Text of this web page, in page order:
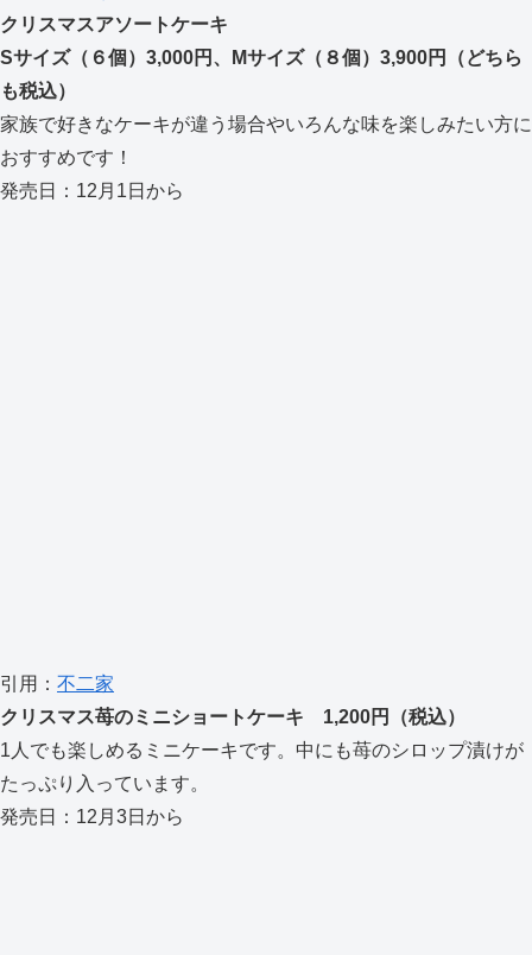
クリスマスアソートケーキ
Sサイズ（６個）3,000円、Mサイズ（８個）3,900円（どちら
も税込）
家族で好きなケーキが違う場合やいろんな味を楽しみたい方に
おすすめです！
発売日：12月1日から
引用： 不二家
クリスマス苺のミニショートケーキ 1,200円（税込）
1人でも楽しめるミニケーキです。中にも苺のシロップ漬けが
たっぷり入っています。
発売日：12月3日から